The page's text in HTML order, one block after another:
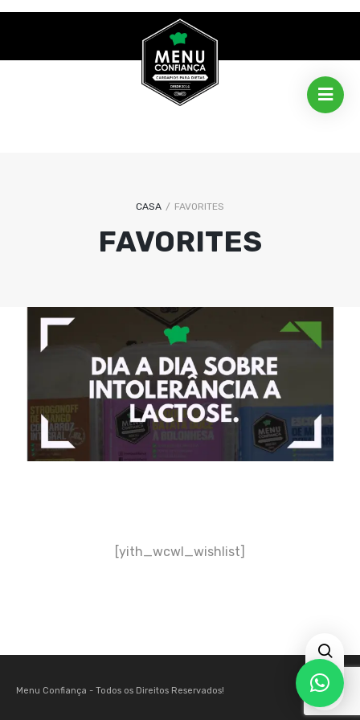
CASA / FAVORITES
FAVORITES
[yith_wcwl_wishlist]
Menu Confiança - Todos os Direitos Reservados!